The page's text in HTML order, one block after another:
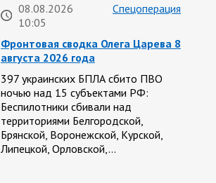
08.08.2026
10:05
Спецоперация
Фронтовая сводка Олега Царева 8
августа 2026 года
397 украинских БПЛА сбито ПВО
ночью над 15 субъектами РФ:
Беспилотники сбивали над
территориями Белгородской,
Брянской, Воронежской, Курской,
Липецкой, Орловской,…